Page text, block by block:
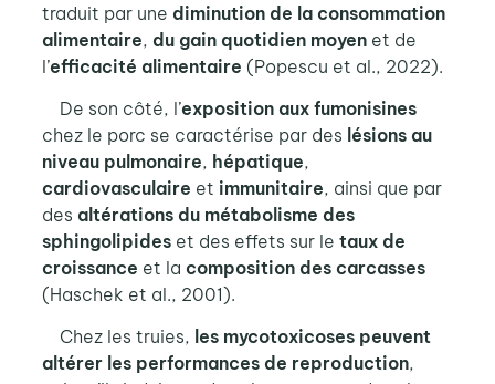
traduit par une diminution de la consommation
alimentaire, du gain quotidien moyenet de
l’efficacité alimentaire (Popescu et al., 2022).
De son côté, l’exposition aux fumonisines
chez le porc se caractérise par des lésions au
niveau pulmonaire, hépatique,
cardiovasculaire et immunitaire, ainsi que par
des altérations du métabolisme des
sphingolipideset des effets sur le taux de
croissance et la composition des carcasses
(Haschek et al., 2001).
Chez les truies, les mycotoxicoses peuvent
altérer les performances de reproduction,